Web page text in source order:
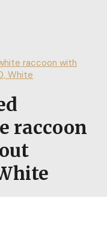
raccoon with
White
raccoon